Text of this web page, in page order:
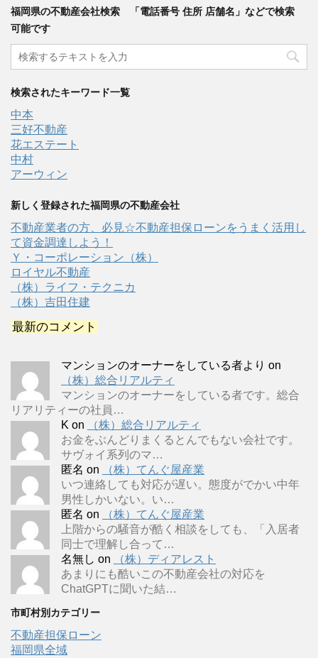
福岡県の不動産会社検索 「電話番号 住所 店舗名」などで検索
可能です
検索されたキーワード一覧
中本
三好不動産
花エステート
中村
アーウィン
新しく登録された福岡県の不動産会社
不動産業者の方、必見☆不動産担保ローンをうまく活用し
て資金調達しよう！
Ｙ・コーポレーション（株）
ロイヤル不動産
（株）ライフ・テクニカ
（株）吉田住建
最新のコメント
マンションのオーナーをしている者より on
（株）総合リアルティ
マンションのオーナーをしている者です。総合
リアリティーの社員…
K on
（株）総合リアルティ
お金をぶんどりまくるとんでもない会社です。
サヴォイ系列のマ…
匿名 on
（株）てんぐ屋産業
いつ連絡しても対応が遅い。態度がでかい中年
男性しかいない。い…
匿名 on
（株）てんぐ屋産業
上階からの騒音が酷く相談をしても、「入居者
同士で理解し合って…
名無し on
（株）ディアレスト
あまりにも酷いこの不動産会社の対応を
ChatGPTに聞いた結…
市町村別カテゴリー
不動産担保ローン
福岡県全域